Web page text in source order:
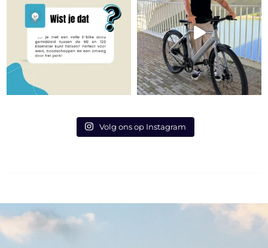
Volg ons op Instagram